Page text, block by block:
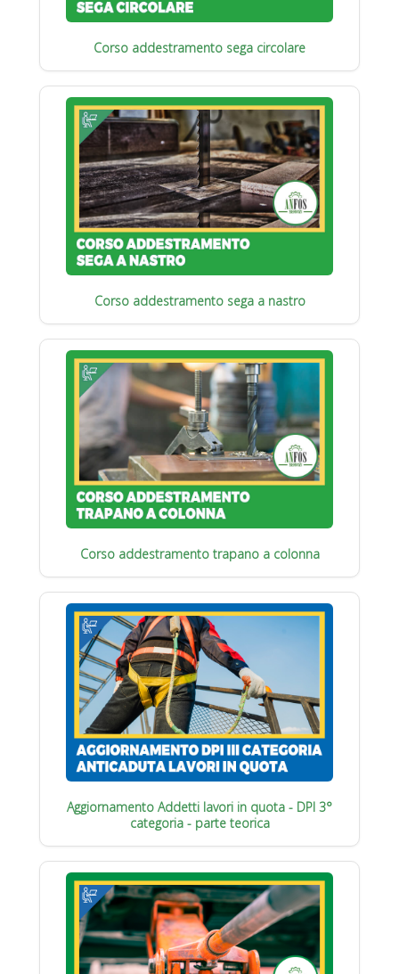
Corso addestramento sega circolare
Corso addestramento sega a nastro
Corso addestramento trapano a colonna
Aggiornamento Addetti lavori in quota - DPI 3°
categoria - parte teorica